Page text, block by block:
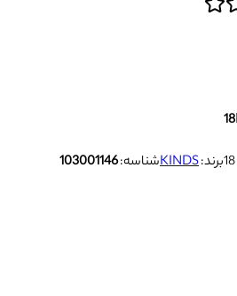
برند:KINDSشناسه:103001146